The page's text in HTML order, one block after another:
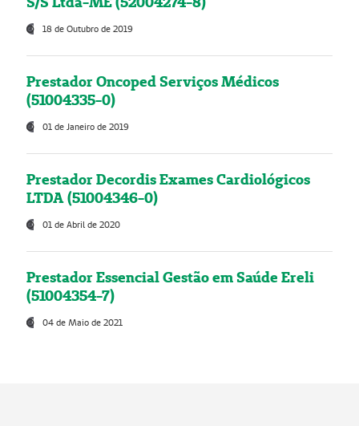
18 de Outubro de 2019
Prestador Oncoped Serviços Médicos
(51004335-0)
01 de Janeiro de 2019
Prestador Decordis Exames Cardiológicos
LTDA (51004346-0)
01 de Abril de 2020
Prestador Essencial Gestão em Saúde Ereli
(51004354-7)
04 de Maio de 2021